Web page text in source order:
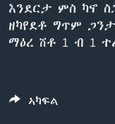
እንደርታ ምስ ካኖ
ዘካየደቶ ግጥም
ማዕረ ሸቶ 1 ብ 1
ኣካፍል